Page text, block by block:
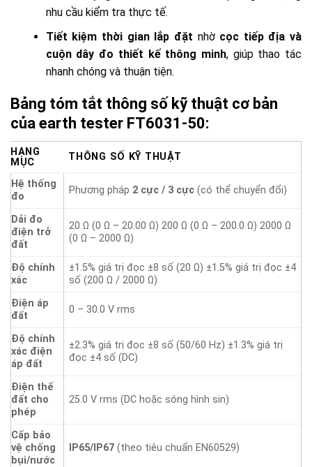
nhu cầu kiểm tra thực tế.
Tiết kiệm thời gian lắp đặt nhờ cọc tiếp địa và
cuộn dây đo thiết kế thông minh, giúp thao tác
nhanh chóng và thuận tiện.
Bảng tóm tắt thông số kỹ thuật cơ bản
của earth tester FT6031-50:
HẠNG
MỤC
THÔNG SỐ KỸ THUẬT
Hệ thống
đo
Phương pháp 2 cực / 3 cực (có thể chuyển đổi)
Dải đo
điện trở
đất
20 Ω (0 Ω – 20.00 Ω) 200 Ω (0 Ω – 200.0 Ω) 2000 Ω
(0 Ω – 2000 Ω)
Độ chính
xác
±1.5% giá trị đọc ±8 số (20 Ω) ±1.5% giá trị đọc ±4
số (200 Ω / 2000 Ω)
Điện áp
đất
0 – 30.0 V rms
Độ chính
xác điện
áp đất
±2.3% giá trị đọc ±8 số (50/60 Hz) ±1.3% giá trị
đọc ±4 số (DC)
Điện thế
đất cho
phép
25.0 V rms (DC hoặc sóng hình sin)
Cấp bảo
vệ chống
bụi/nước
IP65/IP67 (theo tiêu chuẩn EN60529)